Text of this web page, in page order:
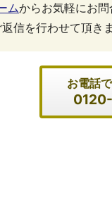
ムからお気軽にお問
信を行わせて頂きま
お電話